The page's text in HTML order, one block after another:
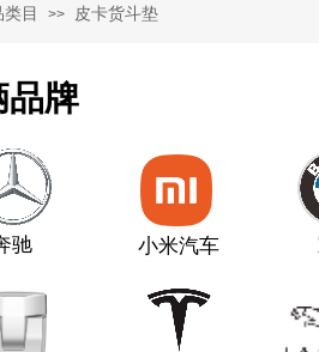
目 >> 皮卡货斗垫
品牌
小米汽车
驰